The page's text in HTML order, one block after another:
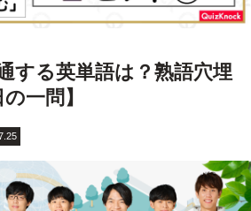
する英単語は？熟語穴埋
一問】